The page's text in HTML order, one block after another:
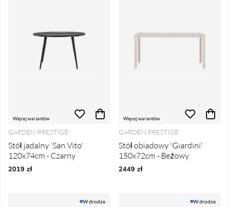
Więcej wariantów
GARDEN PRESTIGE
Stół jadalny 'San Vito'
120x74cm - Czarny
2019 zł
Więcej wariantów
GARDEN PRESTIGE
Stół obiadowy 'Giardini'
150x72cm - Beżowy
2449 zł
W drodze W drodze